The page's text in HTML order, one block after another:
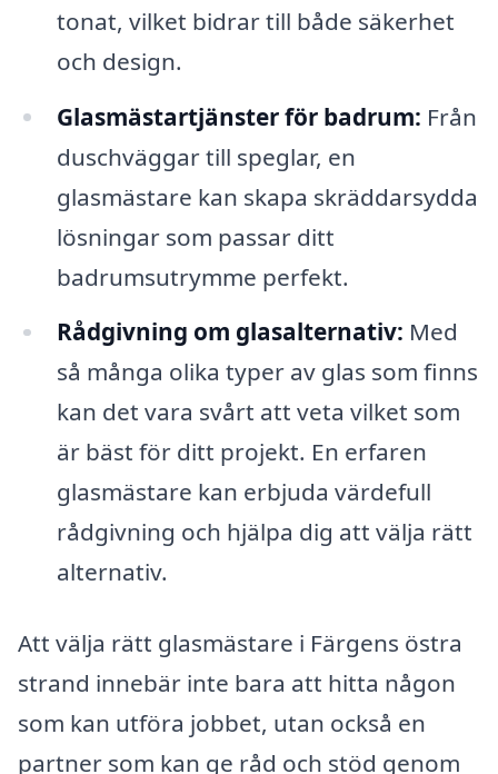
tonat, vilket bidrar till både säkerhet
och design.
Glasmästartjänster för badrum: Från
duschväggar till speglar, en
glasmästare kan skapa skräddarsydda
lösningar som passar ditt
badrumsutrymme perfekt.
Rådgivning om glasalternativ: Med
så många olika typer av glas som finns
kan det vara svårt att veta vilket som
är bäst för ditt projekt. En erfaren
glasmästare kan erbjuda värdefull
rådgivning och hjälpa dig att välja rätt
alternativ.
Att välja rätt glasmästare i Färgens östra
strand innebär inte bara att hitta någon
som kan utföra jobbet, utan också en
partner som kan ge råd och stöd genom